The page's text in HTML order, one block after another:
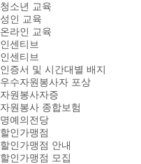
청소년 교육
성인 교육
온라인 교육
인센티브
인센티브
인증서 및 시간대별 배지
우수자원봉사자 포상
자원봉사자증
자원봉사 종합보험
명예의전당
할인가맹점
할인가맹점 안내
할인가맹점 모집